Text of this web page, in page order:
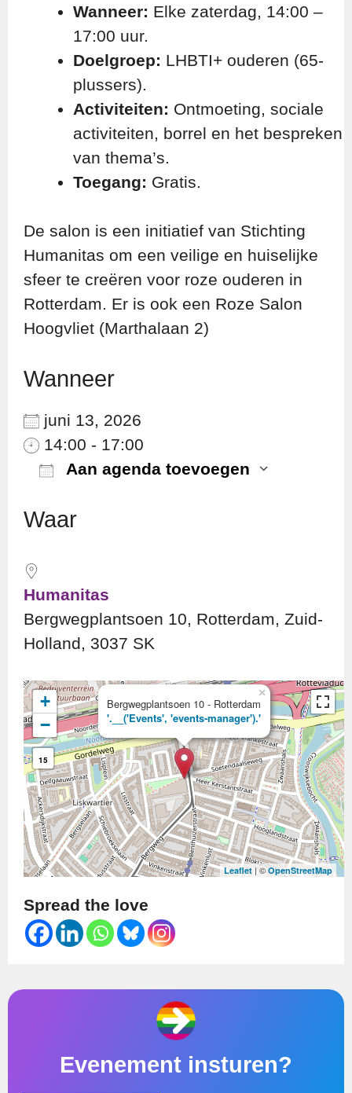
Wanneer: Elke zaterdag, 14:00 –
17:00 uur.
Doelgroep: LHBTI+ ouderen (65-
plussers).
Activiteiten: Ontmoeting, sociale
activiteiten, borrel en het bespreken
van thema’s.
Toegang: Gratis.
De salon is een initiatief van Stichting
Humanitas om een veilige en huiselijke
sfeer te creëren voor roze ouderen in
Rotterdam. Er is ook een Roze Salon
Hoogvliet (Marthalaan 2)
Wanneer
juni 13, 2026
14:00 - 17:00
Aan agenda toevoegen
Waar
Humanitas
Bergwegplantsoen 10, Rotterdam, Zuid-
Holland, 3037 SK
Bergwegplantsoen 10 - Rotterdam
'.__('Events', 'events-manager').'
×
+
−
15
Leaflet | ©OpenStreetMap
Spread the love
Evenement insturen?